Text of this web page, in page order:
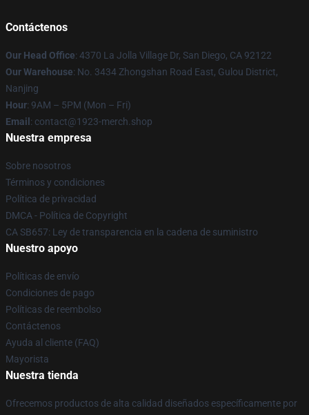
Contáctenos
Our Head Office: 4370 La Jolla Village Dr, San Diego, CA 92122
Our Warehouse: No. 3434 Zhongshan Road East, Gulou District,
Nanjing
Hour: 9AM – 5PM (Mon – Fri)
Email : contact@1923-merch.shop
Nuestra empresa
Sobre nosotros
Términos y condiciones
Política de privacidad
DMCA - Política de Copyright
CA SB657: Ley de transparencia en la cadena de suministro
Nuestro apoyo
Políticas de envío
Condiciones de pago
Políticas de reembolso
Contáctenos
Ayuda al cliente (FAQ)
Mayorista
Nuestra tienda
Ofrecemos productos de alta calidad diseñados específicamente por